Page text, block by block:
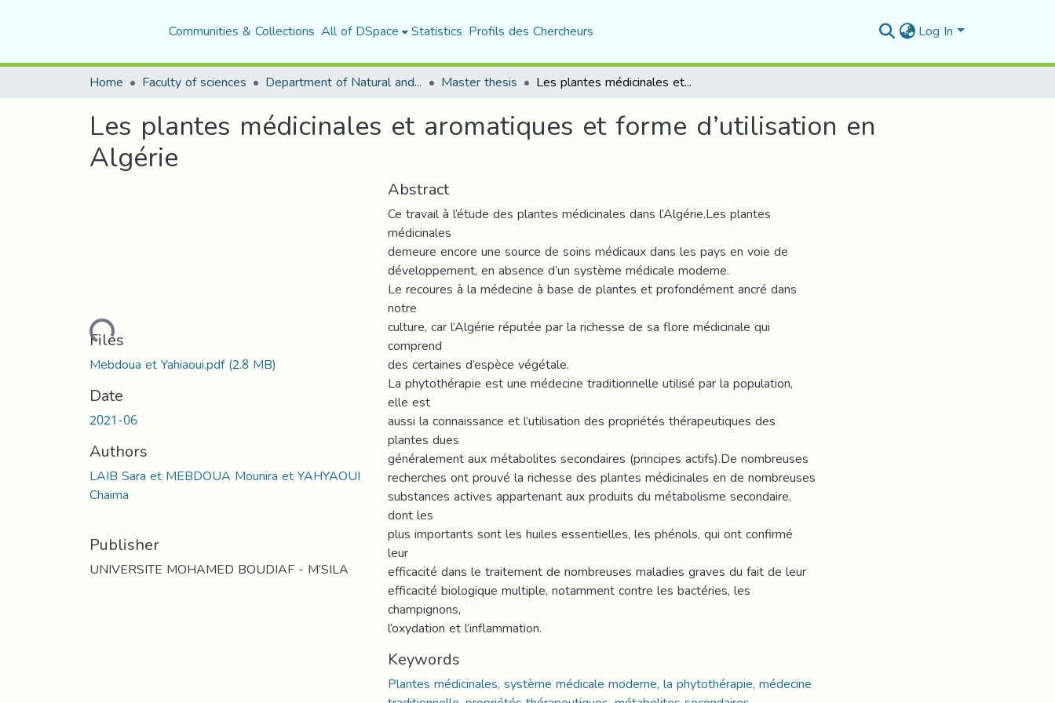
Communities & Collections All of DSpace Statistics Profils des Chercheurs Log In
Home Faculty of sciences Department of Natural and Life Sciences Master thesis Les plantes médicinales et aromatiques et forme d’utilisation en Algérie
Les plantes médicinales et aromatiques et forme d’utilisation en
Algérie
Loading...
Files
Mebdoua et Yahiaoui.pdf(2.8 MB)
Date
2021-06
Authors
LAIB Sara et MEBDOUA Mounira et YAHYAOUI
Chaima
Publisher
UNIVERSITE MOHAMED BOUDIAF - M’SILA
Abstract
Ce travail à l’étude des plantes médicinales dans l’Algérie.Les plantes
médicinales
demeure encore une source de soins médicaux dans les pays en voie de
développement, en absence d’un système médicale moderne.
Le recoures à la médecine à base de plantes et profondément ancré dans
notre
culture, car l’Algérie réputée par la richesse de sa flore médicinale qui
comprend
des certaines d’espèce végétale.
La phytothérapie est une médecine traditionnelle utilisé par la population,
elle est
aussi la connaissance et l’utilisation des propriétés thérapeutiques des
plantes dues
généralement aux métabolites secondaires (principes actifs).De nombreuses
recherches ont prouvé la richesse des plantes médicinales en de nombreuses
substances actives appartenant aux produits du métabolisme secondaire,
dont les
plus importants sont les huiles essentielles, les phénols, qui ont confirmé
leur
efficacité dans le traitement de nombreuses maladies graves du fait de leur
efficacité biologique multiple, notamment contre les bactéries, les
champignons,
l’oxydation et l’inflammation.
Keywords
Plantes médicinales, système médicale moderne, la phytothérapie, médecine